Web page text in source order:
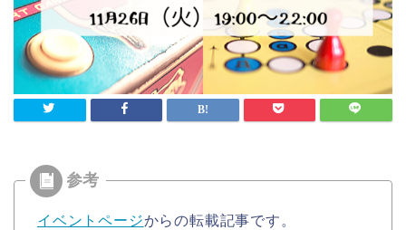
イベントページからの転載記事です。